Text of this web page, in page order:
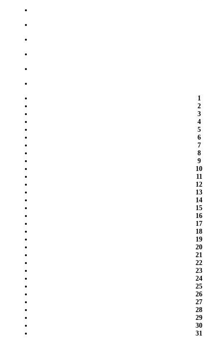
1
2
3
4
5
6
7
8
9
10
11
12
13
14
15
16
17
18
19
20
21
22
23
24
25
26
27
28
29
30
31